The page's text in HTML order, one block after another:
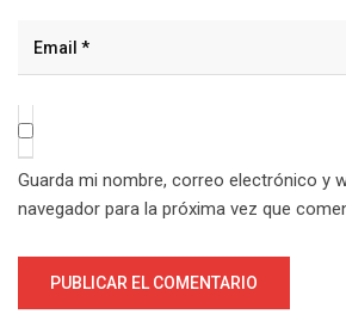
Guarda mi nombre, correo electrónico y
navegador para la próxima vez que